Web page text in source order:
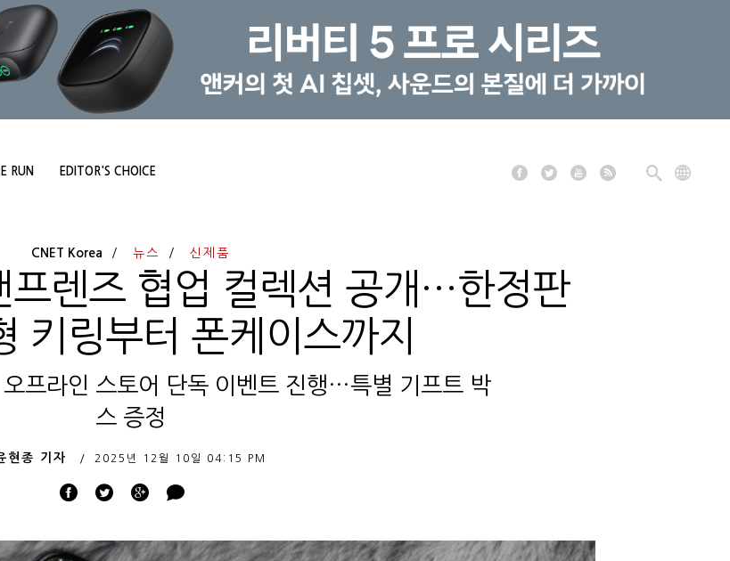
RUN EDITOR'S CHOICE
CNET Korea 뉴스 신제품
프렌즈 협업 컬렉션 공개…한정판
키링부터 폰케이스까지
프라인 스토어 단독 이벤트 진행…특별 기프트 박
스 증정
현종 기자 2025년 12월 10일 04:15 PM